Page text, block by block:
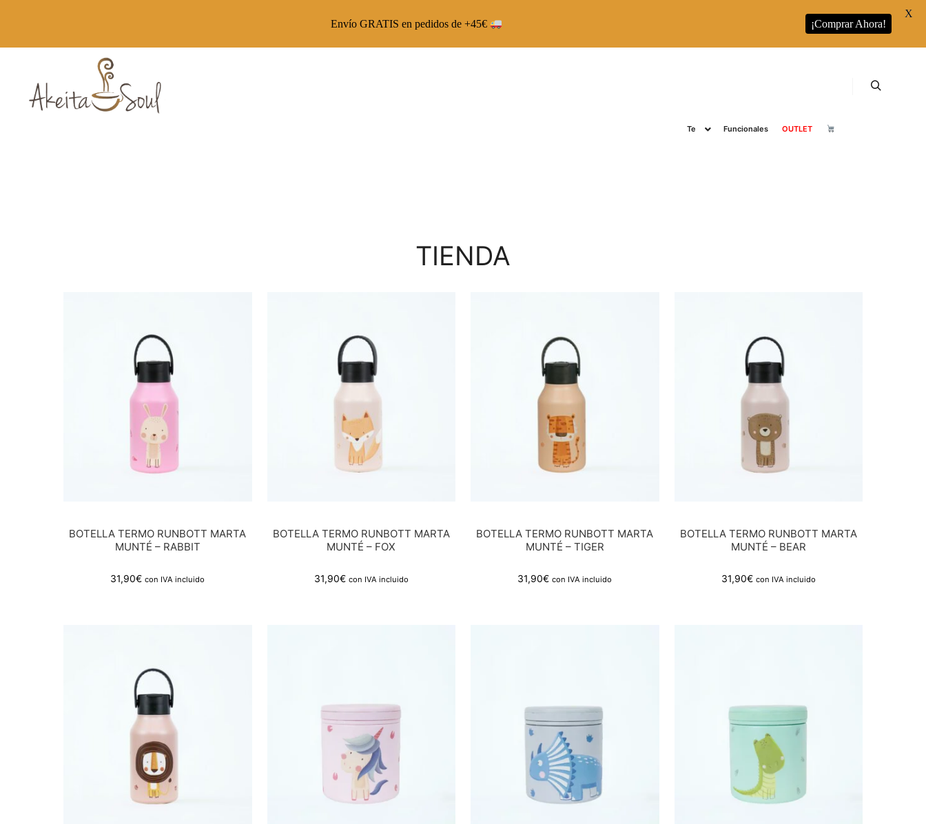
Te Funcionales OUTLET
TIENDA
BOTELLA TERMO RUNBOTT MARTA
MUNTÉ – RABBIT
31,90€ con IVA incluido
BOTELLA TERMO RUNBOTT MARTA
MUNTÉ – FOX
31,90€ con IVA incluido
BOTELLA TERMO RUNBOTT MARTA
MUNTÉ – TIGER
31,90€ con IVA incluido
BOTELLA TERMO RUNBOTT MARTA
MUNTÉ – BEAR
31,90€ con IVA incluido
Envío GRATIS en pedidos de +45€ ¡Comprar Ahora!
X